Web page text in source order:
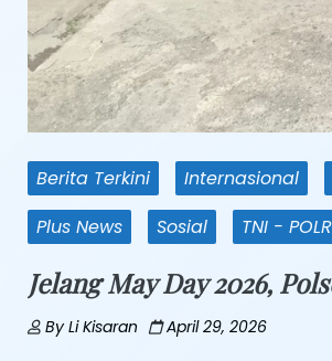
Berita Terkini Internasional
Plus News
Sosial TNI -
Jelang May Day 2026,
ByLi Kisaran April 29, 2026